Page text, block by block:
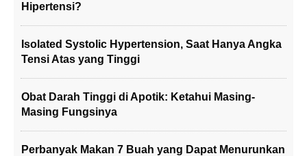
Hipertensi?
Isolated Systolic Hypertension, Saat Hanya Angka
Tensi Atas yang Tinggi
Obat Darah Tinggi di Apotik: Ketahui Masing-
Masing Fungsinya
Perbanyak Makan 7 Buah yang Dapat Menurunkan